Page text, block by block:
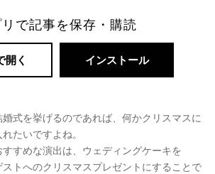
で記事を保存・購読
開く インストール
式を挙げるのであれば、何かクリスマスに
たいですよね。
すめな演出は、ウェディングケーキを
トへのクリスマスプレゼントにすることで